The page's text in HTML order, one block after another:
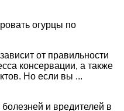
огурцы по
от правильности
консервации, а также
Но если вы ...
и вредителей в